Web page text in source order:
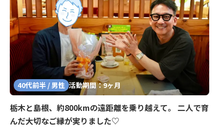
40代前半 / 男性 活動期間：9ヶ月
栃木と島根、約800kmの遠距離を乗り越えて。 二人で育
んだ大切なご縁が実りました♡